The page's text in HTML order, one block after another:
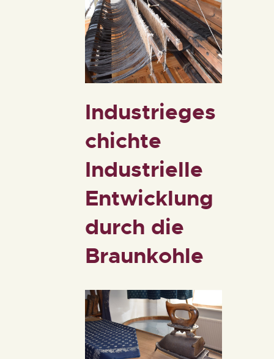
Industrieges
chichte
Industrielle
Entwicklung
durch die
Braunkohle